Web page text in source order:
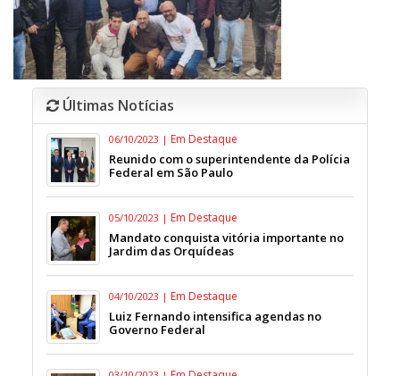
Últimas Notícias
06/10/2023 | Em Destaque
Reunido com o superintendente da Polícia
Federal em São Paulo
05/10/2023 | Em Destaque
Mandato conquista vitória importante no
Jardim das Orquídeas
04/10/2023 | Em Destaque
Luiz Fernando intensifica agendas no
Governo Federal